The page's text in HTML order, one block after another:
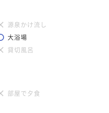
源泉かけ流し
大浴場
貸切風呂
部屋で夕食